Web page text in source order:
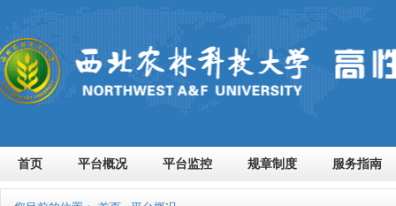
首页 平台概况 平台监控 规章制度 服务指南